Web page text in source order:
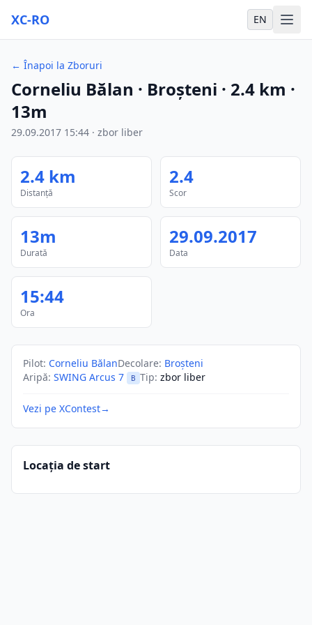
XC-RO EN
← Înapoi la Zboruri
Corneliu Bălan · Broșteni · 2.4 km ·
13m
29.09.2017 15:44 · zbor liber
2.4 km
Distanță
2.4
Scor
13m
Durată
29.09.2017
Data
15:44
Ora
Pilot: Corneliu BălanDecolare: Broșteni
Aripă: SWING Arcus 7 B Tip: zbor liber
Vezi pe XContest→
Locația de start